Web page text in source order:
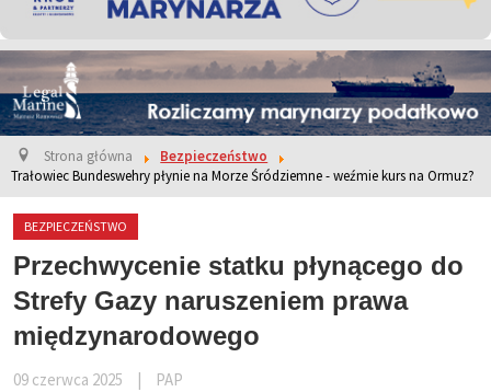
Strona główna
Bezpieczeństwo
Trałowiec Bundeswehry płynie na Morze Śródziemne - weźmie kurs na Ormuz?
BEZPIECZEŃSTWO
Przechwycenie statku płynącego do
Strefy Gazy naruszeniem prawa
międzynarodowego
09 czerwca 2025 PAP